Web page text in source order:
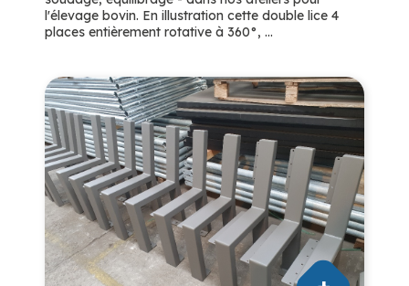
l'élevage bovin. En illustration cette double lice 4
places entièrement rotative à 360°, ...